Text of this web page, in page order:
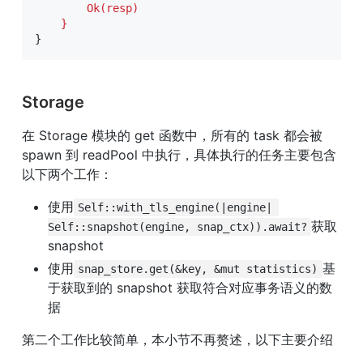
        Ok(resp)
    }
}
Storage
在 Storage 模块的 get 函数中，所有的 task 都会被
spawn 到 readPool 中执行，具体执行的任务主要包含
以下两个工作：
使用 Self::with_tls_engine(|engine|
Self::snapshot(engine, snap_ctx)).await? 获取
snapshot
使用 snap_store.get(&key, &mut statistics) 基
于获取到的 snapshot 获取符合对应事务语义的数
据
第二个工作比较简单，本小节不再赘述，以下主要介绍